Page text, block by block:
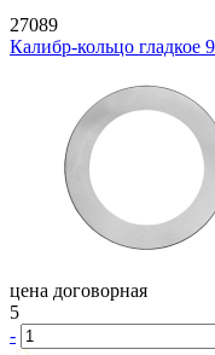
27089
Калибр-кольцо гладкое
цена договорная
5
-